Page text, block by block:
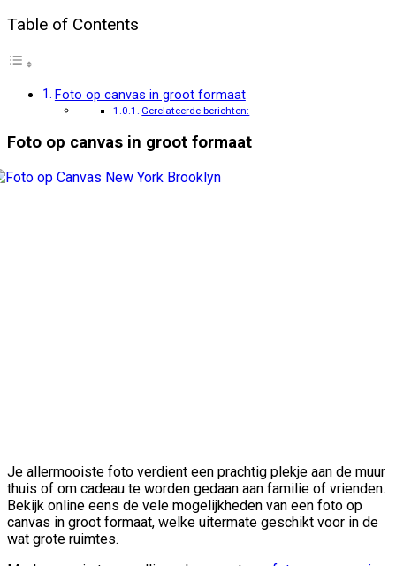
Table of Contents
Foto op canvas in groot formaat
Gerelateerde berichten:
Foto op canvas in groot formaat
Je allermooiste foto verdient een prachtig plekje aan de muur
thuis of om cadeau te worden gedaan aan familie of vrienden.
Bekijk online eens de vele mogelijkheden van een foto op
canvas in groot formaat, welke uitermate geschikt voor in de
wat grote ruimtes.